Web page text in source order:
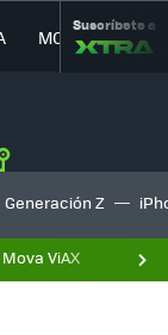
MOVILIDAD
Suscríbete a
Generación Z
ViAX